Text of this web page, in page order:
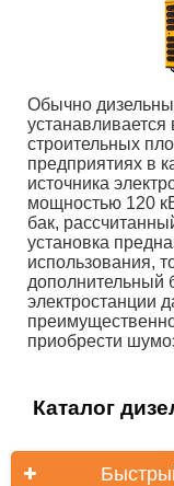
Обычно
строительных
предприятиях в
источника
мощностью 120
бак,
установка
использования,
дополнительный
электростанции
приобрести
Каталог